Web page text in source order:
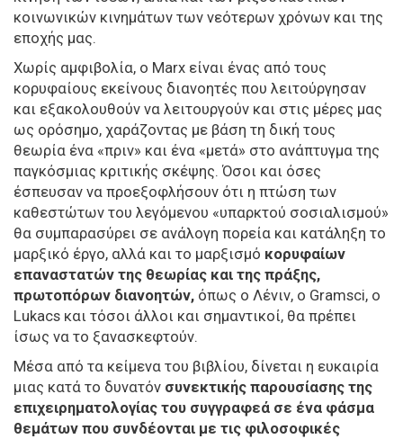
κοινωνικών κινημάτων των νεότερων χρόνων και της
εποχής μας.
Χωρίς αμφιβολία, ο Marx είναι ένας από τους
κορυφαίους εκείνους διανοητές που λειτούργησαν
και εξακολουθούν να λειτουργούν και στις μέρες μας
ως ορόσημο, χαράζοντας με βάση τη δική τους
θεωρία ένα «πριν» και ένα «μετά» στο ανάπτυγμα της
παγκόσμιας κριτικής σκέψης. Όσοι και όσες
έσπευσαν να προεξοφλήσουν ότι η πτώση των
καθεστώτων του λεγόμενου «υπαρκτού σοσιαλισμού»
θα συμπαρασύρει σε ανάλογη πορεία και κατάληξη το
μαρξικό έργο, αλλά και το μαρξισμό κορυφαίων
επαναστατών της θεωρίας και της πράξης,
πρωτοπόρων διανοητών, όπως ο Λένιν, ο Gramsci, ο
Lukacs και τόσοι άλλοι και σημαντικοί, θα πρέπει
ίσως να το ξανασκεφτούν.
Μέσα από τα κείμενα του βιβλίου, δίνεται η ευκαιρία
μιας κατά το δυνατόν συνεκτικής παρουσίασης της
επιχειρηματολογίας του συγγραφεά σε ένα φάσμα
θεμάτων που συνδέονται με τις φιλοσοφικές